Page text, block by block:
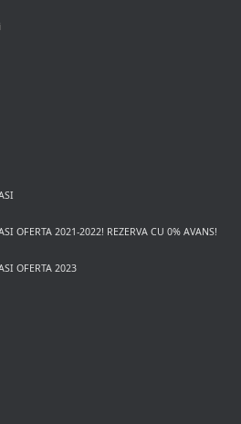
OFERTA 2021-2022! REZERVA CU 0% AVANS!
OFERTA 2023